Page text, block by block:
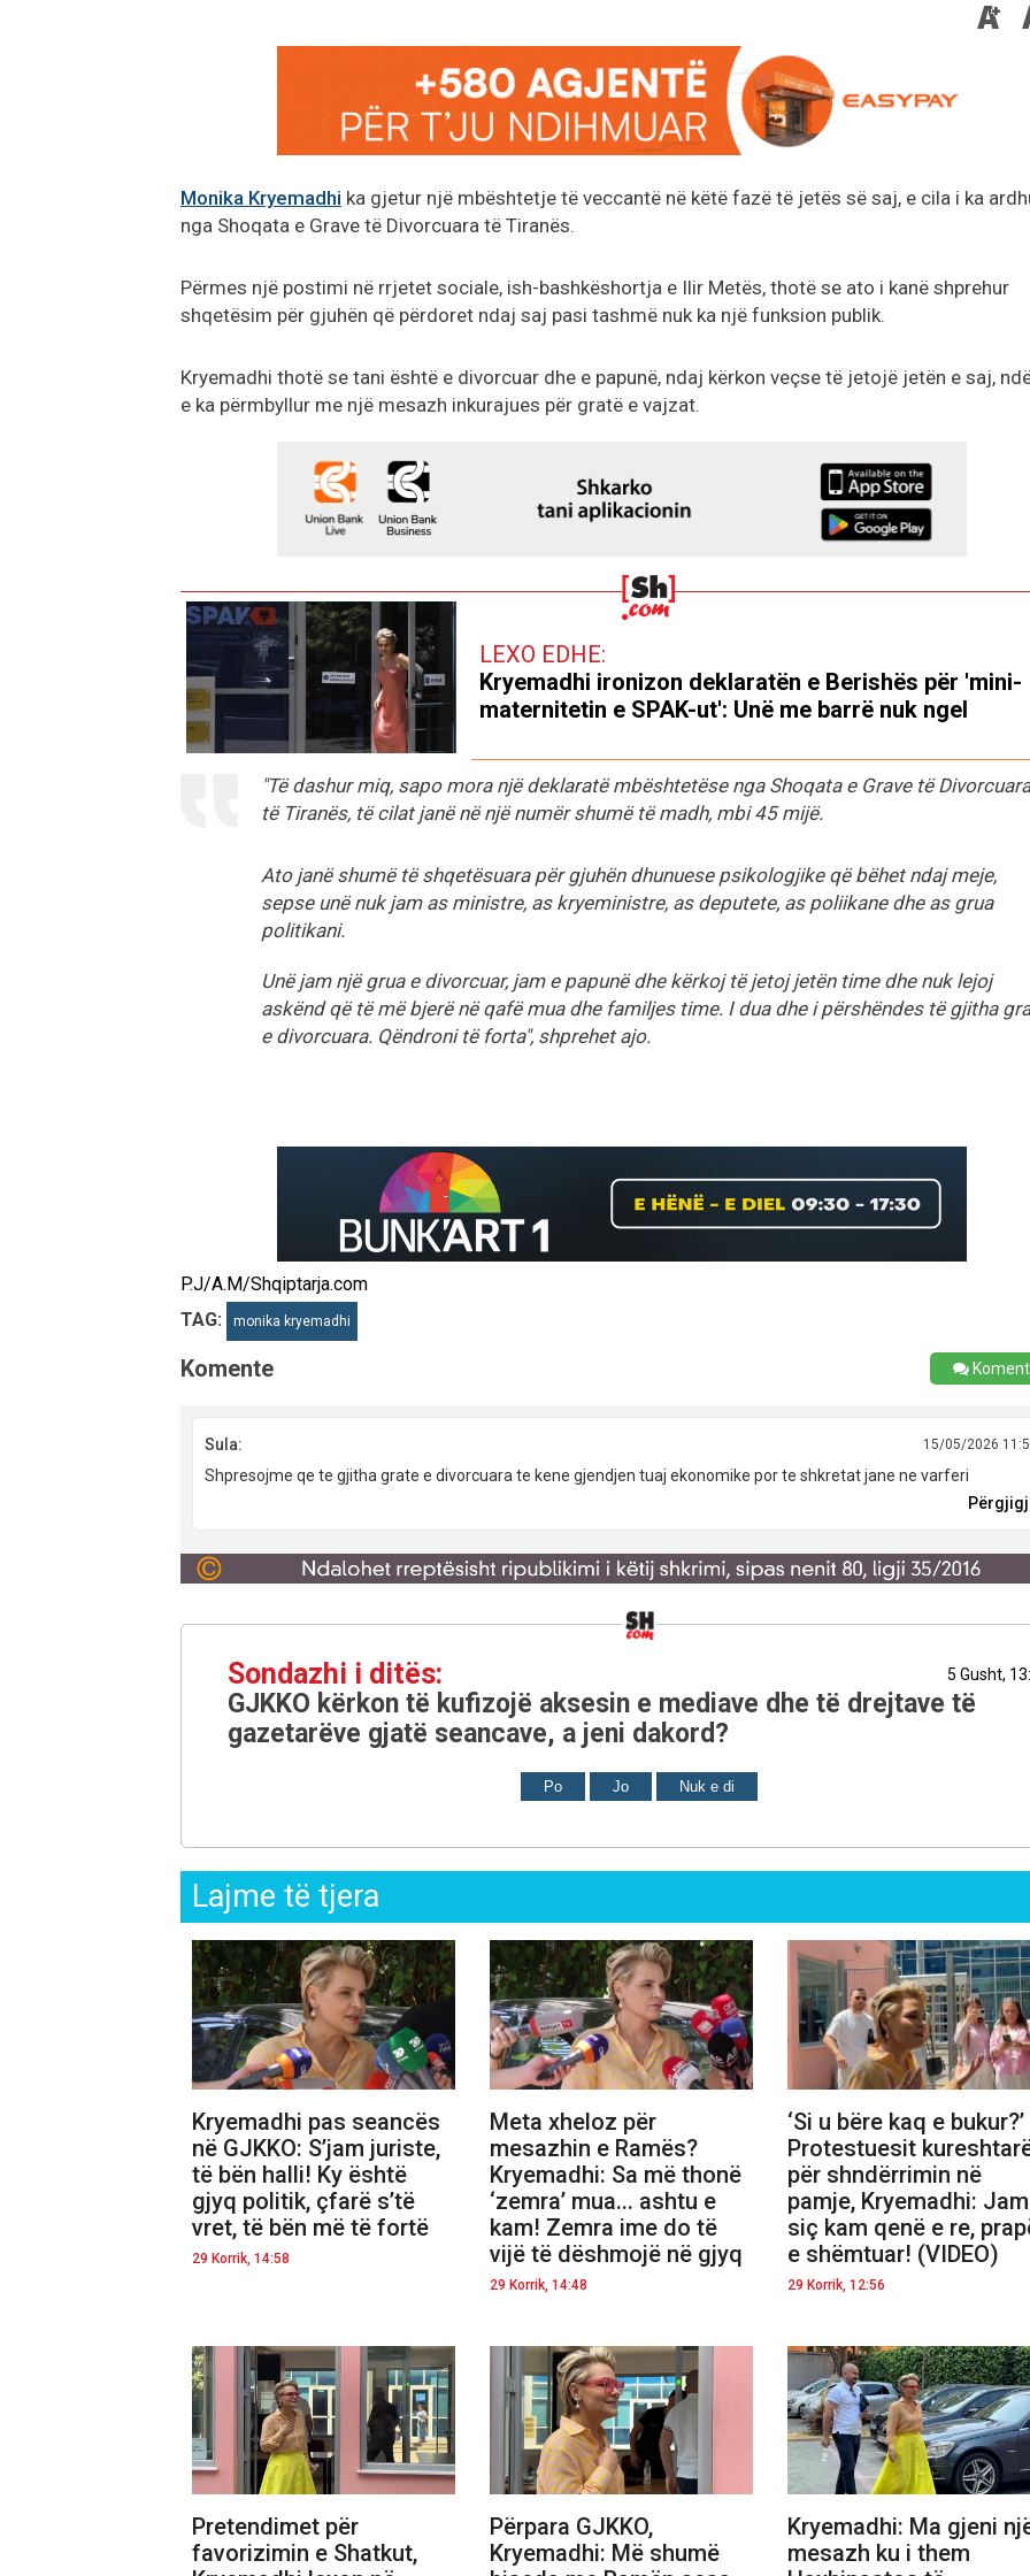
Monika Kryemadhi ka gjetur një mbështetje të veccantë në këtë fazë të jetës së saj, e cila i ka
nga Shoqata e Grave të Divorcuara të Tiranës.
Përmes një postimi në rrjetet sociale, ish-bashkëshortja e Ilir Metës, thotë se ato i kanë shprehur
shqetësim për gjuhën që përdoret ndaj saj pasi tashmë nuk ka një funksion publik.
Kryemadhi thotë se tani është e divorcuar dhe e papunë, ndaj kërkon veçse të jetojë jetën e saj,
e ka përmbyllur me një mesazh inkurajues për gratë e vajzat.
LEXO EDHE:
Kryemadhi ironizon deklaratën e Berishës për 'mini-
maternitetin e SPAK-ut': Unë me barrë nuk ngel
"Të dashur miq, sapo mora një deklaratë mbështetëse nga Shoqata e Grave të Divorcuara
të Tiranës, të cilat janë në një numër shumë të madh, mbi 45 mijë.
Ato janë shumë të shqetësuara për gjuhën dhunuese psikologjike që bëhet ndaj meje,
sepse unë nuk jam as ministre, as kryeministre, as deputete, as poliikane dhe as grua
politikani.
Unë jam një grua e divorcuar, jam e papunë dhe kërkoj të jetoj jetën time dhe nuk lejoj
askënd që të më bjerë në qafë mua dhe familjes time. I dua dhe i përshëndes të gjitha
e divorcuara. Qëndroni të forta", shprehet ajo.
P.J/A.M/Shqiptarja.com
TAG:
monika kryemadhi
Komente
Sula: 15/05/2026
Shpresojme qe te gjitha grate e divorcuara te kene gjendjen tuaj ekonomike por te shkretat jane ne varferi
Sondazhi i ditës: 5 Gusht,
GJKKO kërkon të kufizojë aksesin e mediave dhe të drejtave të
gazetarëve gjatë seancave, a jeni dakord?
Po Jo Nuk e di
Lajme të tjera
Kryemadhi pas seancës
në GJKKO: S’jam juriste,
të bën halli! Ky është
gjyq politik, çfarë s’të
vret, të bën më të fortë
29 Korrik, 14:58
Meta xheloz për
mesazhin e Ramës?
Kryemadhi: Sa më thonë
‘zemra’ mua... ashtu e
kam! Zemra ime do të
vijë të dëshmojë në gjyq
29 Korrik, 14:48
‘Si u bëre kaq e bukur?’
Protestuesit
për shndërrimin në
pamje, Kryemadhi: Jam
siç kam qenë e re,
e shëmtuar! (VIDEO)
29 Korrik, 12:56
Pretendimet për
favorizimin e Shatkut,
Përpara GJKKO,
Kryemadhi: Më shumë
Kryemadhi: Ma gjeni
mesazh ku i them